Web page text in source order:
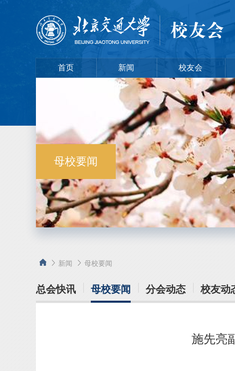
首页 新闻 校友会
母校要闻
新闻 母校要闻
总会快讯 母校要闻 分会动态 校友动
施先亮